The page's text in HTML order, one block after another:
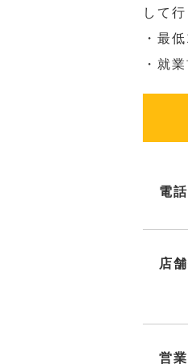
して
・最
・就
電
店
営